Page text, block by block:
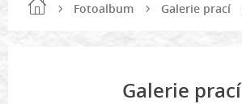
Fotoalbum Galerie prací
Galerie prací